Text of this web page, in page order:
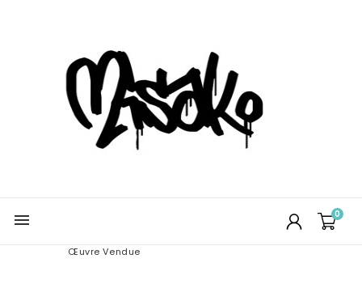
 0
Œuvre Vendue